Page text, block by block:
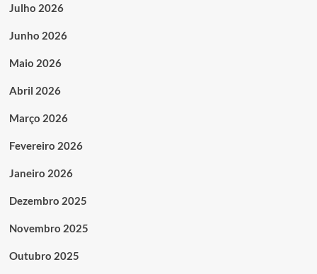
Julho 2026
Junho 2026
Maio 2026
Abril 2026
Março 2026
Fevereiro 2026
Janeiro 2026
Dezembro 2025
Novembro 2025
Outubro 2025